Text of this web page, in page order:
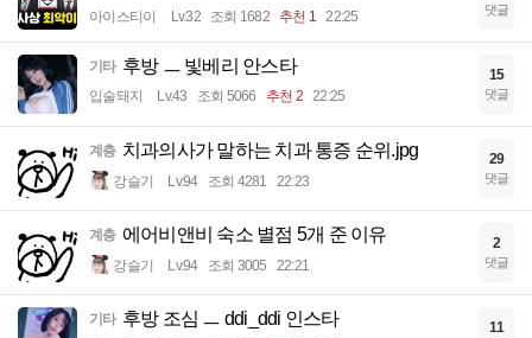
아이스티이 Lv.32 조회 1682 추천 1 22:25 댓글
기타 후방 ㅡ 빛베리 안스타
입술돼지 Lv.43 조회 5066 추천 2 22:25
15
댓글
계층 치과의사가 말하는 치과 통증 순위.jpg
강슬기 Lv.94 조회 4281 22:23
29
댓글
계층 에어비앤비 숙소 별점 5개 준 이유
강슬기 Lv.94 조회 3005 22:21
2
댓글
기타 후방 조심 ㅡ ddi_ddi 인스타 11